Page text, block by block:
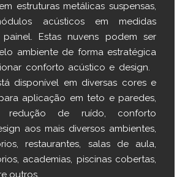
estruturas metálicas suspensas,
acústicos em medidas
Estas nuvens podem ser
ambiente de forma estratégica
conforto acústico e design.
disponível em diversas cores e
aplicação em teto e paredes,
redução de ruído, conforto
aos mais diversos ambientes,
restaurantes, salas de aula,
academias, piscinas cobertas,
outros.